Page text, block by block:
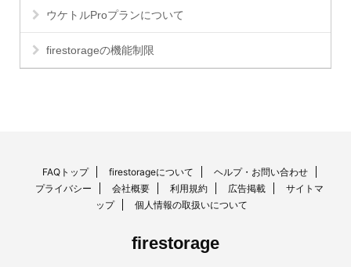
ウケトルProプランについて
firestorageの機能制限
FAQトップ firestorageについて
ヘルプ・お問い合わせ
プライバシー
会社概要 利用規約 広告掲載
サイトマ
ップ
個人情報の取扱いについて
firestorage